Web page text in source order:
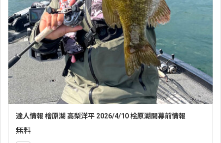
達人情報 檜原湖 高梨洋平 2026/4/10 桧原湖開幕前情報
無料